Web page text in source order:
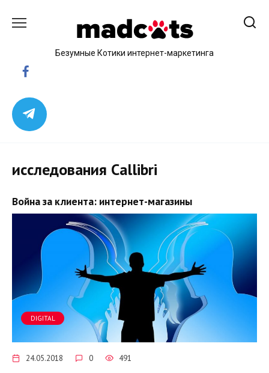
Безумные Котики интернет-маркетинга
исследования Callibri
Война за клиента: интернет-магазины
DIGITAL
24.05.2018 0 491